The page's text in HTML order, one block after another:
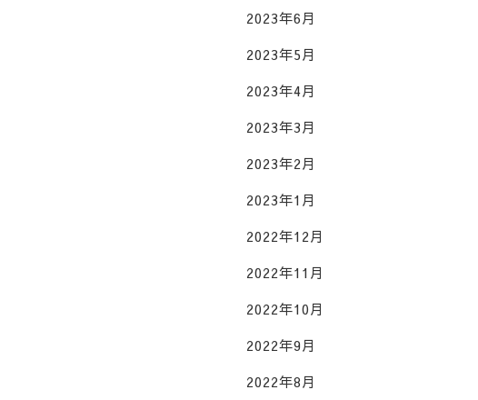
2023年6月
2023年5月
2023年4月
2023年3月
2023年2月
2023年1月
2022年12月
2022年11月
2022年10月
2022年9月
2022年8月